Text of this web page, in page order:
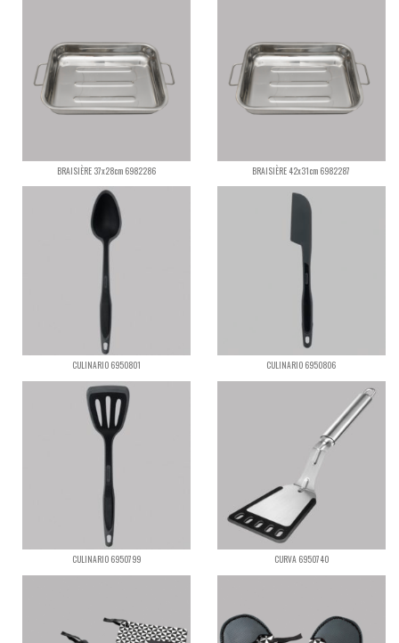
BRAISIÈRE 37x28cm 6982286 BRAISIÈRE 42x31cm 6982287
CULINARIO 6950801 CULINARIO 6950806
CULINARIO 6950799 CURVA 6950740